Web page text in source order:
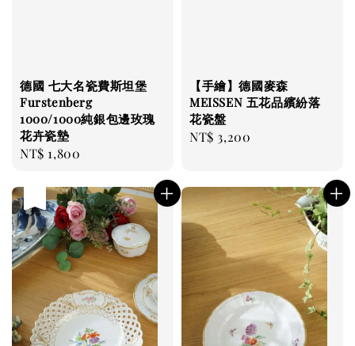
德國 七大名瓷費斯坦堡
Furstenberg
1000/1000純銀包邊玫瑰
花卉瓷墊
Regular
NT$ 1,800
【手繪】德國麥森
MEISSEN 五花品繽紛落
花瓷盤
Regular
NT$ 3,200